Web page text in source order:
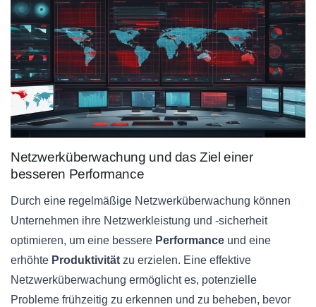
Netzwerküberwachung und das Ziel einer
besseren Performance
Durch eine regelmäßige Netzwerküberwachung können
Unternehmen ihre Netzwerkleistung und -sicherheit
optimieren, um eine bessere Performance und eine
erhöhte Produktivität zu erzielen. Eine effektive
Netzwerküberwachung ermöglicht es, potenzielle
Probleme frühzeitig zu erkennen und zu beheben, bevor